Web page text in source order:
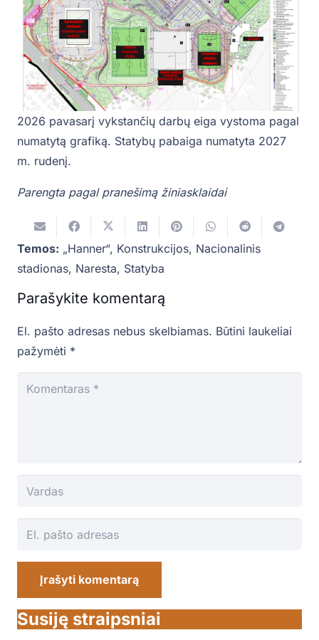
2026 pavasarį vykstančių darbų eiga vystoma pagal
numatytą grafiką. Statybų pabaiga numatyta 2027
m. rudenį.
Parengta pagal pranešimą žiniasklaidai
Temos: „Hanner“, Konstrukcijos, Nacionalinis
stadionas, Naresta, Statyba
Parašykite komentarą
El. pašto adresas nebus skelbiamas. Būtini laukeliai
pažymėti *
Įrašyti komentarą
Susiję straipsniai